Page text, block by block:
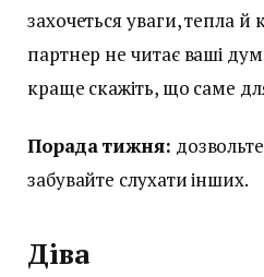
захочеться уваги, тепла
партнер не читає ваші
краще скажіть, що саме
Порада тижня:
забувайте слухати інших.
Діва